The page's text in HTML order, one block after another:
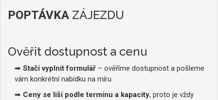
POPTÁVKA ZÁJEZDU
Ověřit dostupnost a cenu
➡ Stačí vyplnit formulář – ověříme dostupnost a pošleme
vám konkrétní nabídku na míru.
➡ Ceny se liší podle termínu a kapacity, proto je vždy